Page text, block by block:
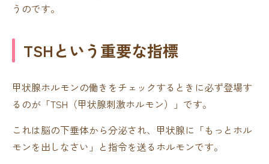
うのです。
TSHという重要な指標
甲状腺ホルモンの働きをチェックするときに必ず登場す
るのが「TSH（甲状腺刺激ホルモン）」です。
これは脳の下垂体から分泌され、甲状腺に「もっとホル
モンを出しなさい」と指令を送るホルモンです。